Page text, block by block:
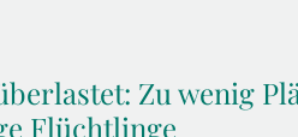
Zu wenig
Flüchtlinge